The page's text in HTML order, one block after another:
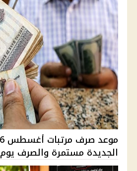
الجديدة مستمرة والصرف يوم 23 والح...